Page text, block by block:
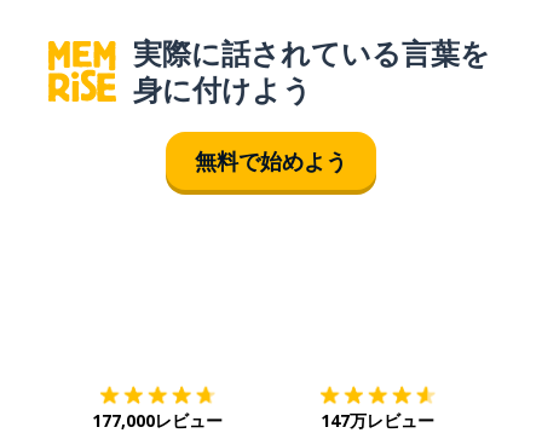
実際に話されている言葉を
身に付けよう
無料で始めよう
177,000レビュー 147万レビュー